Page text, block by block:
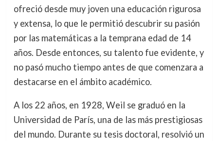
ofreció desde muy joven una educación rigurosa
y extensa, lo que le permitió descubrir su pasión
por las matemáticas a la temprana edad de 14
años. Desde entonces, su talento fue evidente, y
no pasó mucho tiempo antes de que comenzara a
destacarse en el ámbito académico.
A los 22 años, en 1928, Weil se graduó en la
Universidad de París, una de las más prestigiosas
del mundo. Durante su tesis doctoral, resolvió un